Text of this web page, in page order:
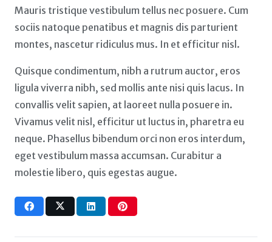
Mauris tristique vestibulum tellus nec posuere. Cum
sociis natoque penatibus et magnis dis parturient
montes, nascetur ridiculus mus. In et efficitur nisl.
Quisque condimentum, nibh a rutrum auctor, eros
ligula viverra nibh, sed mollis ante nisi quis lacus. In
convallis velit sapien, at laoreet nulla posuere in.
Vivamus velit nisl, efficitur ut luctus in, pharetra eu
neque. Phasellus bibendum orci non eros interdum,
eget vestibulum massa accumsan. Curabitur a
molestie libero, quis egestas augue.